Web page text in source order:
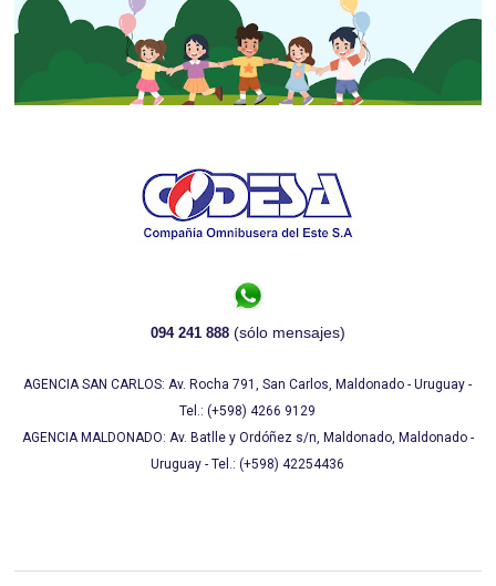
094 241 888 (sólo mensajes)
AGENCIA SAN CARLOS: Av. Rocha 791, San Carlos, Maldonado - Uruguay -
Tel.: (+598) 4266 9129
AGENCIA MALDONADO: Av. Batlle y Ordóñez s/n, Maldonado, Maldonado -
Uruguay - Tel.: (+598) 42254436